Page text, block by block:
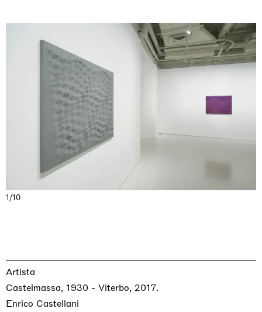
1/10
Artista
Enrico Castellani
Castelmassa, 1930 - Viterbo, 2017.